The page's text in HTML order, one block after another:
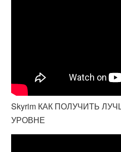
Skyrim КАК ПОЛУЧИТЬ
УРОВНЕ